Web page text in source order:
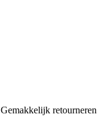
Gemakkelijk retourneren